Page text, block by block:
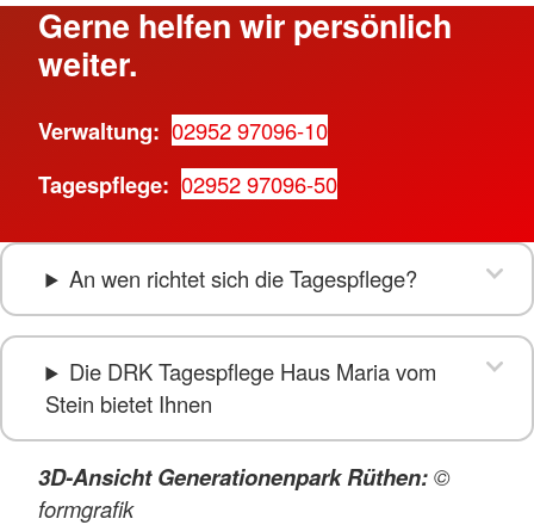
Gerne helfen wir persönlich
weiter.
Verwaltung: 02952 97096-10
Tagespflege: 02952 97096-50
An wen richtet sich die Tagespflege?
Die DRK Tagespflege Haus Maria vom
Stein bietet Ihnen
3D-Ansicht Generationenpark Rüthen:©
formgrafik